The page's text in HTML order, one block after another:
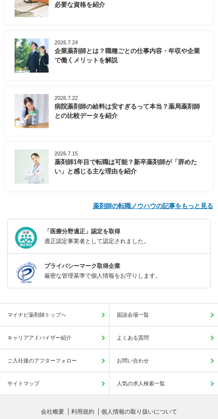
必要な資格を紹介
2026.7.24
企業薬剤師とは？職種ごとの仕事内容・年収や企業
で働くメリットを解説
2026.7.22
病院薬剤師の給料は安すぎるって本当？薬局薬剤師
との比較データを紹介
2026.7.15
薬剤師1年目で転職は可能？新卒薬剤師が「辞めた
い」と感じる主な理由を紹介
薬剤師の転職ノウハウの記事をもっと見る
「医療分野適正」認定を取得
適正認定事業者として認定されました。
プライバシーマーク取得企業
厳密な管理基準で個人情報をお守りします。
マイナビ薬剤師トップへ 面談会場一覧
キャリアアドバイザー紹介 よくある質問
ご入社後のアフターフォロー お問い合わせ
サイトマップ 人気の求人検索一覧
会社概要 利用規約 個人情報の取り扱いについて